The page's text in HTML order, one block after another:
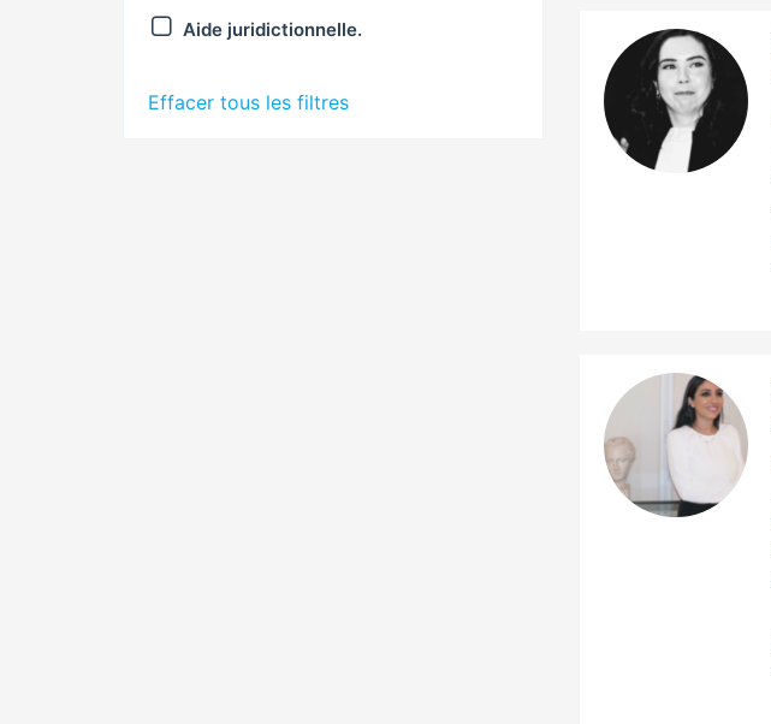
Aide juridictionnelle.
Effacer tous les filtres